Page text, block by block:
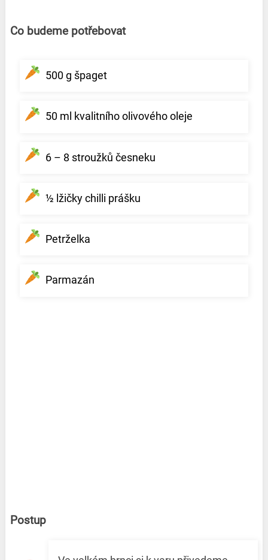
Co budeme potřebovat
500 g špaget
50 ml kvalitního olivového oleje
6 – 8 stroužků česneku
½ lžičky chilli prášku
Petrželka
Parmazán
Postup